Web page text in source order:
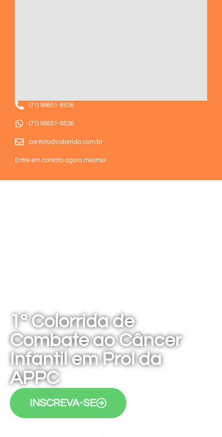
(71) 98651-8536
(71) 98651-8536
contato@colorrida.com.br
Entre em contato agora mesmo!
1ª Colorrida de
Combate ao Câncer
Infantil em Prol da
APPC
INSCREVA-SE